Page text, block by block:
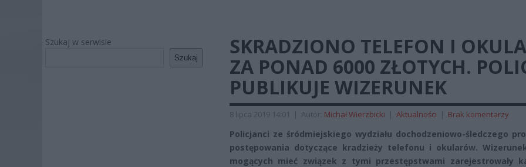
Szukaj w serwisie
Szukaj
SKRADZIONO TELEFON I
ZA PONAD 6000 ZŁOTYCH.
PUBLIKUJE WIZERUNEK
8 lipca 2019 14:01 | Autor: Michał Wierzbicki | Aktualności | Brak komentarzy
Policjanci ze śródmiejskiego wydziału dochodzeniowo-śledczego
postępowania dotyczące kradzieży telefonu i okularów.
mogących mieć związek z tymi przestępstwami zarejestrowały